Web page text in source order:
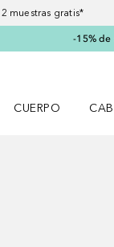
muestras gratis*
-15% de
CUERPO